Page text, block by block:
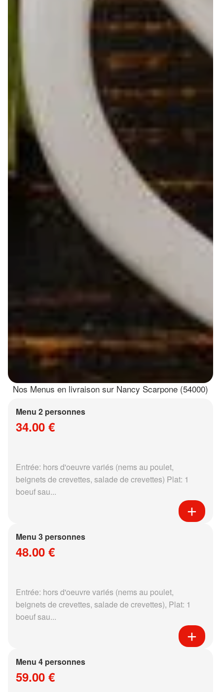
Nos Menus en livraison sur Nancy Scarpone (54000)
Menu 2 personnes
34.00 €
Entrée: hors d'oeuvre variés (nems au poulet,
beignets de crevettes, salade de crevettes) Plat: 1
boeuf sau...
Menu 3 personnes
48.00 €
Entrée: hors d'oeuvre variés (nems au poulet,
beignets de crevettes, salade de crevettes), Plat: 1
boeuf sau...
Menu 4 personnes
59.00 €